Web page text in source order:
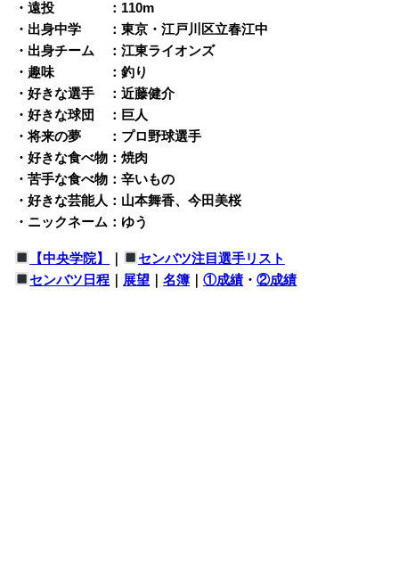
・遠投 ：110m
・出身中学 ：東京・江戸川区立春江中
・出身チーム ：江東ライオンズ
・趣味 ：釣り
・好きな選手 ：近藤健介
・好きな球団 ：巨人
・将来の夢 ：プロ野球選手
・好きな食べ物：焼肉
・苦手な食べ物：辛いもの
・好きな芸能人：山本舞香、今田美桜
・ニックネーム：ゆう
【中央学院】 ｜
センバツ注目選手リスト
センバツ日程 ｜ 展望 ｜名簿 ｜①成績 ・②成績